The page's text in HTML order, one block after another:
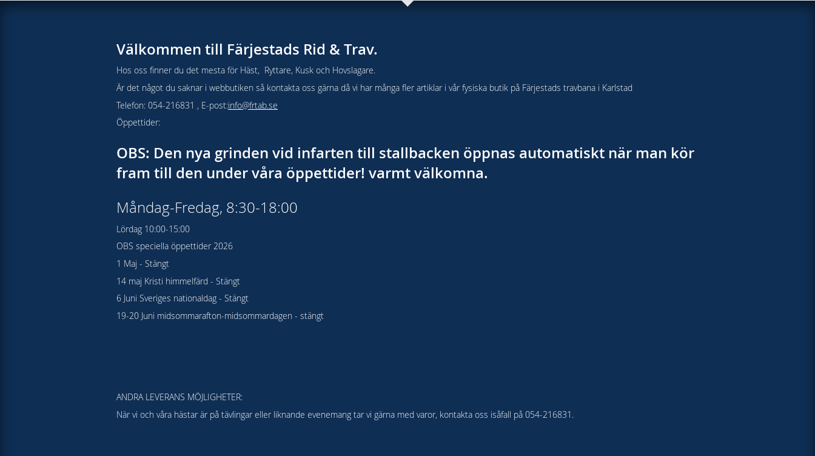
Välkommen till Färjestads Rid & Trav.
Hos oss finner du det mesta för Häst, Ryttare, Kusk och Hovslagare.
Är det något du saknar i webbutiken så kontakta oss gärna då vi har många fler artiklar i vår fysiska butik på Färjestads travbana i Karlstad
Telefon: 054-216831 , E-post:info@frtab.se
Öppettider:
OBS: Den nya grinden vid infarten till stallbacken öppnas automatiskt när man kör
fram till den under våra öppettider! varmt välkomna.
Måndag-Fredag, 8:30-18:00
Lördag 10:00-15:00
OBS speciella öppettider 2026
1 Maj - Stängt
14 maj Kristi himmelfärd - Stängt
6 Juni Sveriges nationaldag - Stängt
19-20 Juni midsommarafton-midsommardagen - stängt
ANDRA LEVERANS MÖJLIGHETER:
När vi och våra hästar är på tävlingar eller liknande evenemang tar vi gärna med varor, kontakta oss isåfall på 054-216831.